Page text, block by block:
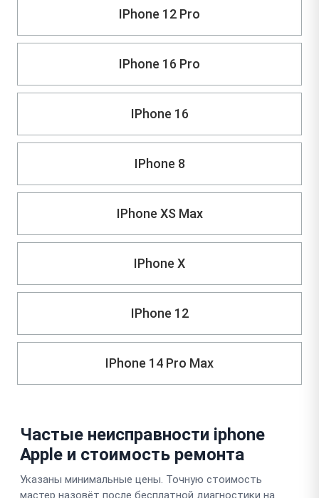
IPhone 12 Pro
IPhone 16 Pro
IPhone 16
IPhone 8
IPhone XS Max
IPhone X
IPhone 12
IPhone 14 Pro Max
Частые неисправности iphone
Apple и стоимость ремонта
Указаны минимальные цены. Точную стоимость
мастер назовёт после бесплатной диагностики на